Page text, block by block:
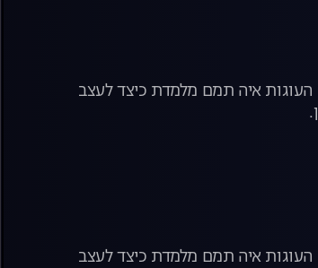
העוגות איה תמם מלמדת כיצד לעצב
העוגות איה תמם מלמדת כיצד לעצב